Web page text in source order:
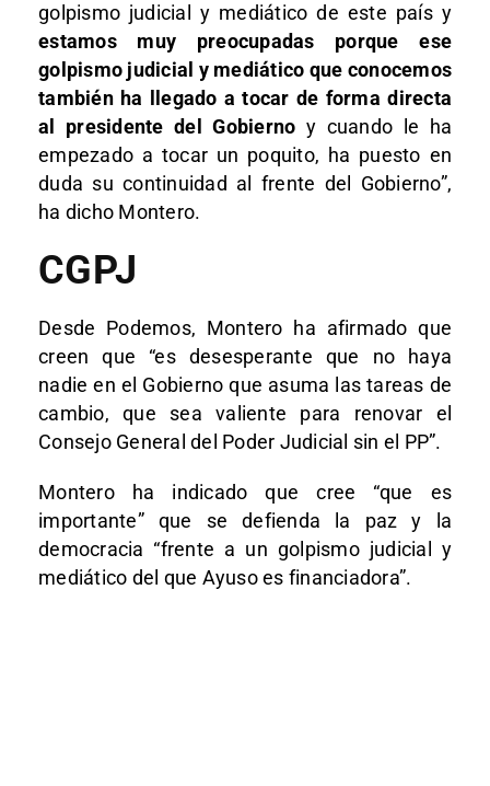
golpismo judicial y mediático de este país y
estamos muy preocupadas porque ese
golpismo judicial y mediático que conocemos
también ha llegado a tocar de forma directa
al presidente del Gobierno y cuando le ha
empezado a tocar un poquito, ha puesto en
duda su continuidad al frente del Gobierno”,
ha dicho Montero.
CGPJ
Desde Podemos, Montero ha afirmado que
creen que “es desesperante que no haya
nadie en el Gobierno que asuma las tareas de
cambio, que sea valiente para renovar el
Consejo General del Poder Judicial sin el PP”.
Montero ha indicado que cree “que es
importante” que se defienda la paz y la
democracia “frente a un golpismo judicial y
mediático del que Ayuso es financiadora”.